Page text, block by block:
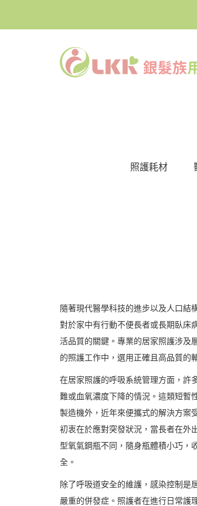
照護耗材
隨著現代醫學科技的進步以及人口結
對於家中有行動不便長者或長期臥床
活品質的關鍵。專業的居家照護涉及
的照護工作中，選用正確且高品質的
在居家照護的呼吸系統管理方面，許
難或血氧濃度下降的情況。這類短暫
製造機外，近年來便攜式的解決方案
初衷在於應對突發狀況，當長者在外
型氧氣鋼瓶不同，隨身瓶體積小巧，
全。
除了呼吸道安全的維護，感染控制是
嚴重的併發症。照護者在進行日常護